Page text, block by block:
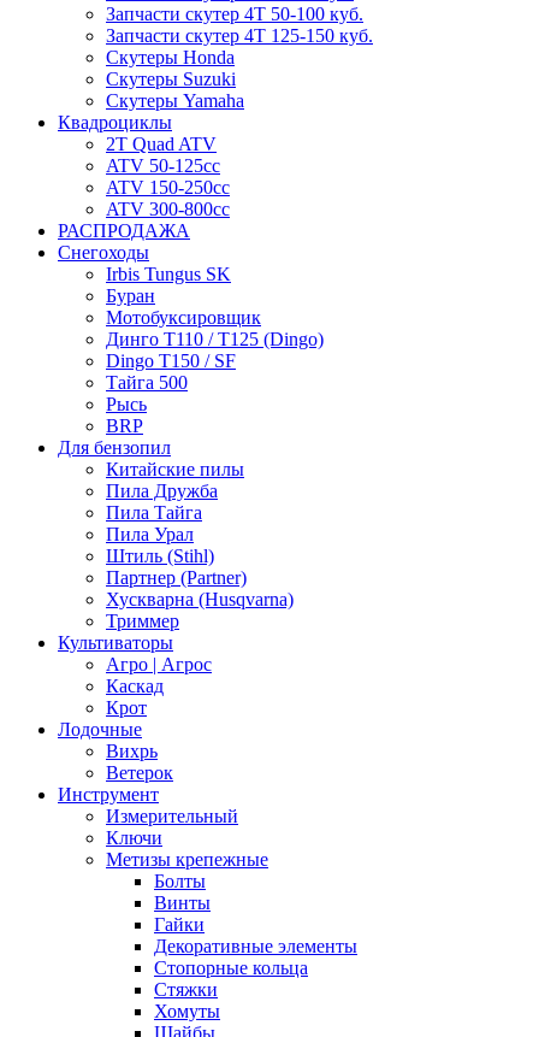
Запчасти скутер 4Т 50-100 куб.
Запчасти скутер 4Т 125-150 куб.
Скутеры Honda
Скутеры Suzuki
Скутеры Yamaha
Квадроциклы
2T Quad ATV
ATV 50-125cc
ATV 150-250cc
ATV 300-800cc
РАСПРОДАЖА
Снегоходы
Irbis Tungus SK
Буран
Мотобуксировщик
Динго T110 / T125 (Dingo)
Dingo T150 / SF
Тайга 500
Рысь
BRP
Для бензопил
Китайские пилы
Пила Дружба
Пила Тайга
Пила Урал
Штиль (Stihl)
Партнер (Partner)
Хускварна (Husqvarna)
Триммер
Культиваторы
Агро | Агрос
Каскад
Крот
Лодочные
Вихрь
Ветерок
Инструмент
Измерительный
Ключи
Метизы крепежные
Болты
Винты
Гайки
Декоративные элементы
Стопорные кольца
Стяжки
Хомуты
Шайбы